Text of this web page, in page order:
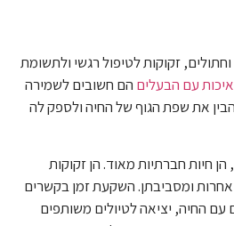
זקוקות לטיפול רגשי ולתשומת
עם הבעלים הם חשובים לשמירה
את שפת הגוף של החיה ולספק לה
חיות חברתיות מאוד. הן זקוקות
ומסביבתן. השקעת זמן בקשרים
החיה, יציאה לטיולים משותפים